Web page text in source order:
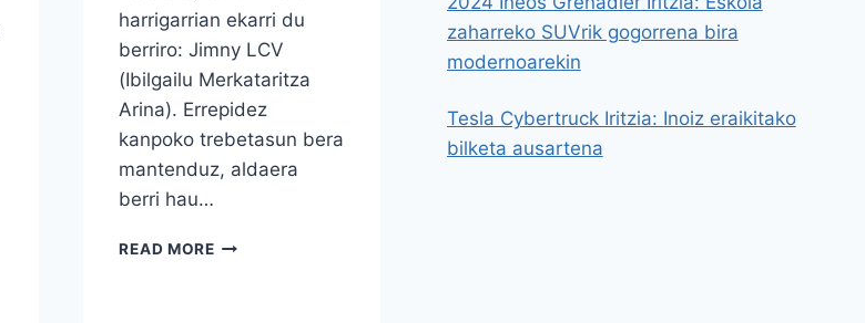
harrigarrian ekarri du
berriro: Jimny LCV
(Ibilgailu Merkataritza
Arina). Errepidez
kanpoko trebetasun bera
mantenduz, aldaera
berri hau…
READ MORESUZUKI
zaharreko SUVrik gogorrena bira
modernoarekin
Tesla Cybertruck Iritzia: Inoiz eraikitako
bilketa ausartena